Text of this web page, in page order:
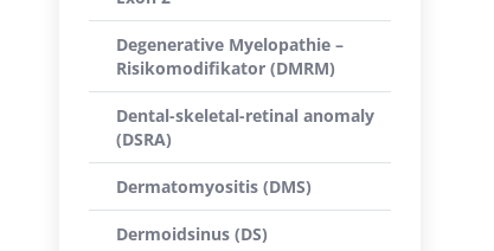
Degenerative Myelopathie –
Risikomodifikator (DMRM)
Dental-skeletal-retinal anomaly
(DSRA)
Dermatomyositis (DMS)
Dermoidsinus (DS)